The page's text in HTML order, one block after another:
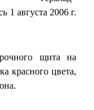
1 августа 2006 г.
щита на
красного цвета,